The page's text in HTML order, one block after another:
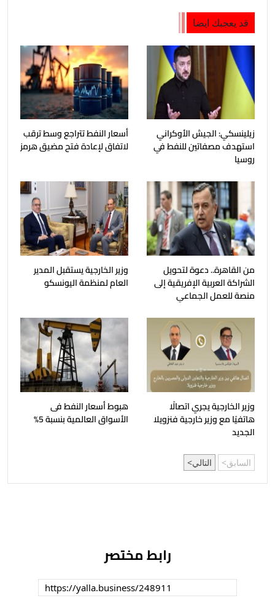
قد يعجبك ايضا
زيلينسكي: الجيش الأوكراني
استهدف مصفاتين للنفط في
روسيا
أسعار النفط تتراجع وسط ترقب
لاتفاق لإعادة فتح مضيق هرمز
من القاهرة.. دعوة لتحويل
الشراكة العربية الإفريقية إلى
منصة للعمل الجماعي
وزير الخارجية يستقبل المدير
العام لمنظمة اليونسكو
وزير الخارجية يجري اتصالًا
هاتفيًا مع وزير خارجية فنزويلا
الجديد
هبوط أسعار النفط فى
الأسواق العالمية بنسبة 5%
السابق التالي
رابط مختصر